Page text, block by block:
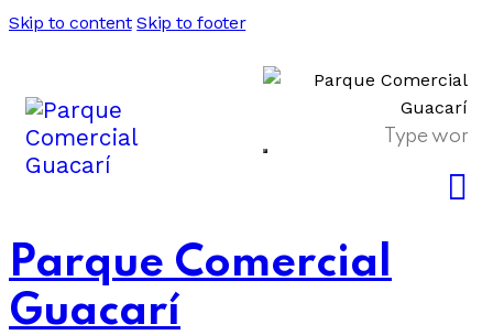
Skip to content Skip to footer
Parque Comercial
Guacarí